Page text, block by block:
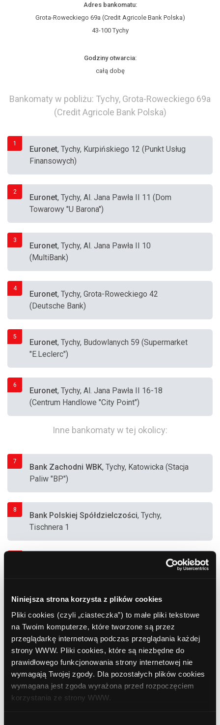
Niniejsza strona korzysta z plików cookies
Pliki cookies (czyli „ciasteczka”) to małe pliki tekstowe
na Twoim komputerze, które tworzone są przez
przeglądarkę internetową podczas przeglądania każdej
strony WWW. Pliki cookies, które są niezbędne do
prawidłowego funkcjonowania strony internetowej nie
wymagają Twojej zgody. Dla pozostałych plików cookies
wymagana jest zgoda wyrażona przed rozpoczęciem
korzystania ze strony WWW.
Adres bankomatu:
Grota-Roweckiego 69a (Credit Agricole Bank Polska)
43-100 Tychy
Godziny otwarcia:
całą dobę
Bankomaty w pobliżu: Tychy, Grota-Roweckiego 69a
(Credit Agricole Bank Polska)
1
Euronet, Tychy, Kurpińskiego 12 (Punkt Usług
Finansowych)
2
Euronet, Tychy, Al. Jana Pawła II 11 (Dom
Towarowy "U Barona")
3
Euronet, Tychy, Al. Jana Pawła II 10
(MultiBank)
4
Euronet, Tychy, Grota-Roweckiego 42
(Deutsche Bank)
5
Euronet, Tychy, Budowlanych 59 (Supermarket
"E.Leclerc")
6
Euronet, Tychy, Al. Jana Pawła II 16-18
(Centrum Handlowe "City Point")
Inne bankomaty w tej okolicy:
7
Bank Zachodni WBK, Tychy, Katowicka (Stacja
Paliw "BP")
8
Bank Polskiej Spółdzielczości, Tychy,
Tischnera 1
, Tychy, Burschego 3 (Zakład
ING Bank Śląski, Tychy, Grota-Roweckiego 53
(Supermarket "Azet")
11
Euro Bank SA, Tychy, Grota-Roweckiego 61